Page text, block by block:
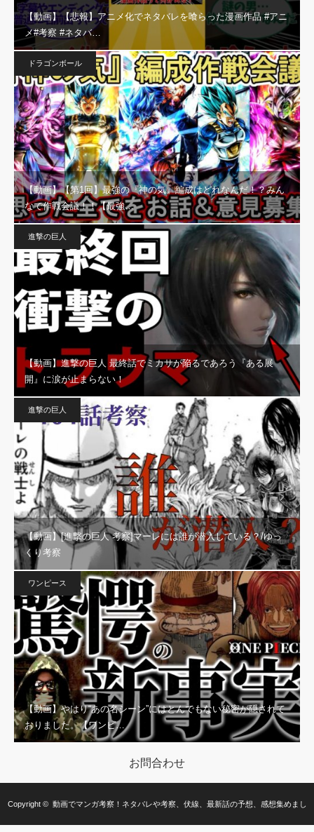
【動画】【悲報】アニメ化でネタバレを喰らった漫画作品 #アニ
メ#考察 #ネタバ…
ドラゴンボール
【動画】【第1回】最強の『神の気』編成はどれなんだ！？みん
なで作戦会議！！【最強…
進撃の巨人
【動画】進撃の巨人 最終話でミカサが陥るであろう『ある展
開』に涙が止まらない！
進撃の巨人
【動画】[進撃の巨人 考察]マーレには誰が潜入している？/ゆっ
くり考察
ワンピース
【動画】やはり“あの名シーン”にはとんでもない秘密が隠されて
おりました。【ワンピ…
お問合わせ
Copyright © 動画でマンガ考察！ネタバレや考察、伏線、最新話の予想、感想集めまし